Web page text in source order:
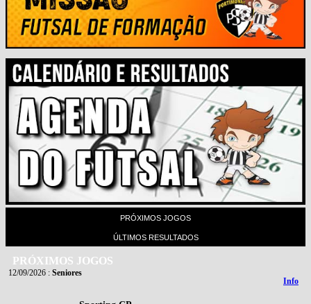
PRÓXIMOS JOGOS
ÚLTIMOS RESULTADOS
PRÓXIMOS JOGOS
12/09/2026 : Seniores
Info